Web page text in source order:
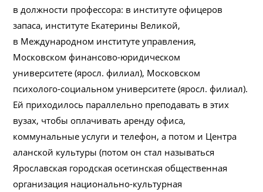
в должности профессора: в институте офицеров
запаса, институте Екатерины Великой,
в Международном институте управления,
Московском финансово-юридическом
университете (яросл. филиал), Московском
психолого-социальном университете (яросл. филиал).
Ей приходилось параллельно преподавать в этих
вузах, чтобы оплачивать аренду офиса,
коммунальные услуги и телефон, а потом и Центра
аланской культуры (потом он стал называться
Ярославская городская осетинская общественная
организация национально-культурная